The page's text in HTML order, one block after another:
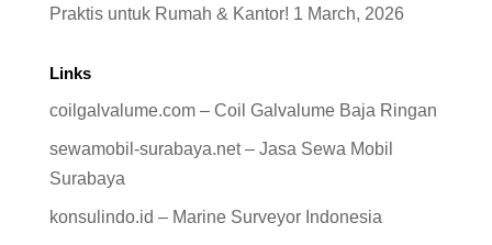
Praktis untuk Rumah & Kantor! 1 March, 2026
Links
coilgalvalume.com – Coil Galvalume Baja Ringan
sewamobil-surabaya.net – Jasa Sewa Mobil
Surabaya
konsulindo.id – Marine Surveyor Indonesia